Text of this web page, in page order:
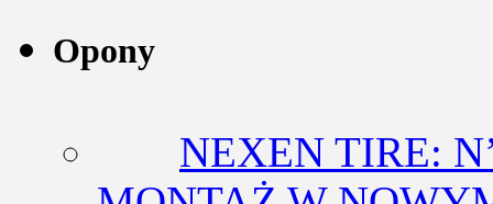
Opony
NEXEN TIRE: